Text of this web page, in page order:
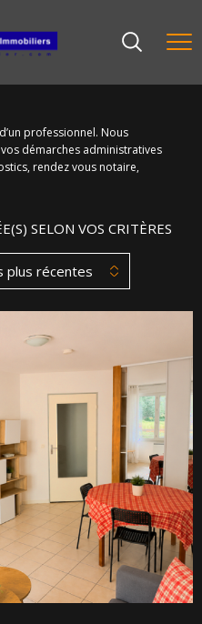
professionnel. Nous
démarches administratives
rendez vous notaire,
SELON VOS CRITÈRES
plus récentes